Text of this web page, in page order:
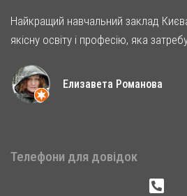
Найкращий навчальний заклад
якісну освіту і професію, яка
Елизавета Романова
Телефони для довідок